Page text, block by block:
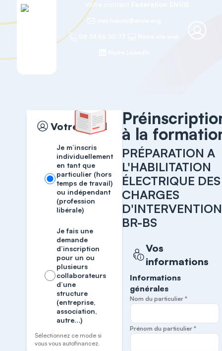
Votre contact
Votre profil
Je m’inscris
individuellement
en tant que
particulier (hors
temps de travail)
ou indépendant
(profession
libérale)
Je fais une
demande
d’inscription
pour un ou
plusieurs
collaborateurs
d’une
structure
(entreprise,
association,
autre…)
Sélectionnez ce mode si
vous vous autofinancez.
à la
PRÉPARATION A
L'HABILITATION
ÉLECTRIQUE DES
CHARGES
D'INTERVENTION
BR-BS
Vos
informations
Informations
générales
Nom du particulier *
Prénom du particulier *